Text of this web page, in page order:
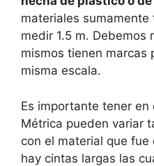
materiales sumamente
medir 1.5 m. Debemos
mismos tienen marcas
misma escala.
Es importante tener
Métrica pueden variar
con el material que
hay cintas largas las